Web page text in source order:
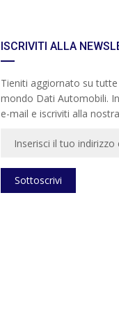
ISCRIVITI ALLA
Tieniti aggiornato su
mondo Dati Automobili.
e-mail e iscriviti alla
Sottoscrivi